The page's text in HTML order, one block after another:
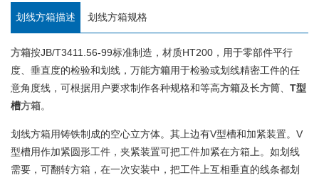
划线方箱描述 划线方箱规格
方箱按JB/T3411.56-99标准制造，材质HT200，用于零部件平行
度、垂直度的检验和划线，万能方箱用于检验或划线精密工件的任
意角度线，可根据用户要求制作各种规格和等高方箱及长方筒
T型
槽方箱。
划线方箱用铸铁制成的空心立方体。其上边有V型槽和加紧装置。V
型槽用作加紧圆形工件，夹紧装置可把工件加紧在方箱上。如划线
需要，可翻转方箱，在一次安装中，把工件上互相垂直的线条都划